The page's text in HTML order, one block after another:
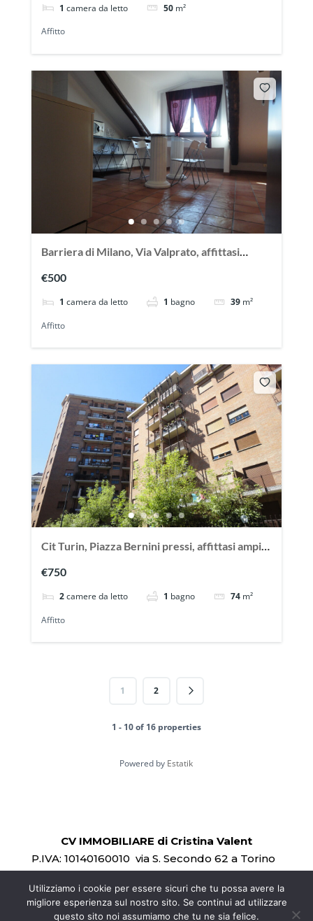
1 camera da letto 50 m²
Affitto
Barriera di Milano, Via Valprato, affittasi
€500
1 camera da letto 1 bagno 39 m²
Affitto
Cit Turin, Piazza Bernini pressi, affittasi ampio
€750
2camere da letto 1 bagno 74 m²
Affitto
1 2
1 - 10 of 16 properties
Powered by Estatik
CV IMMOBILIARE di Cristina Valent
P.IVA:10140160010via S. Secondo 62 a Torino
1955
Privacy Policy – Sito realizzato da
Utilizziamo i cookie per essere sicuri che tu possa avere la
migliore esperienza sul nostro sito. Se continui ad utilizzare
questo sito noi assumiamo che tu ne sia felice.